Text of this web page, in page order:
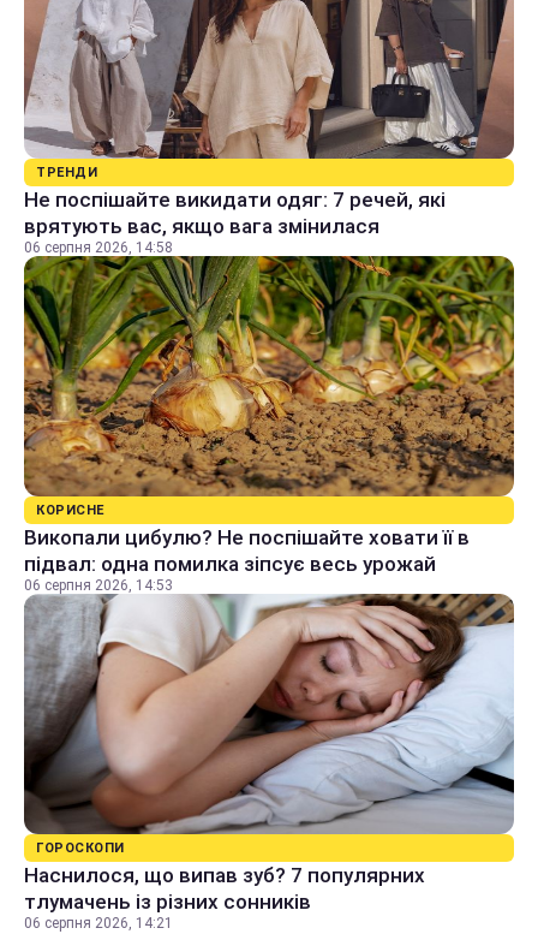
ТРЕНДИ
Не поспішайте викидати одяг: 7 речей, які
врятують вас, якщо вага змінилася
06 серпня 2026, 14:58
КОРИСНЕ
Викопали цибулю? Не поспішайте ховати її в
підвал: одна помилка зіпсує весь урожай
06 серпня 2026, 14:53
ГОРОСКОПИ
Наснилося, що випав зуб? 7 популярних
тлумачень із різних сонників
06 серпня 2026, 14:21